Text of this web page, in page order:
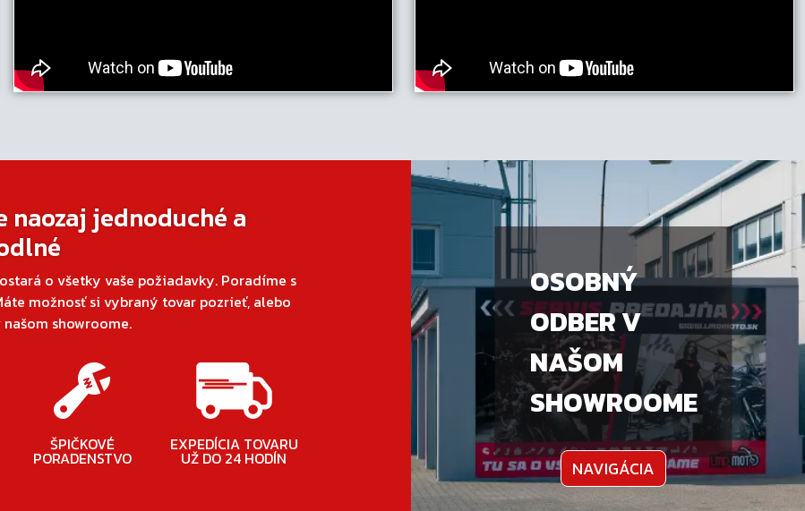
naozaj jednoduché a
o všetky vaše požiadavky. Poradíme s
možnosť si vybraný tovar pozrieť, alebo
showroome.
ŠPIČKOVÉ
PORADENSTVO
EXPEDÍCIA TOVARU
UŽ DO 24 HODÍN
OSOBNÝ
ODBER V
NAŠOM
SHOWROOME
NAVIGÁCIA